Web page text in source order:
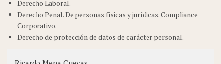
Derecho Laboral.
Derecho Penal. De personas físicas y jurídicas. Compliance
Corporativo.
Derecho de protección de datos de carácter personal.